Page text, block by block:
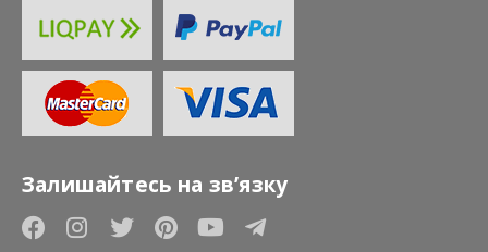
Залишайтесь на зв’язку